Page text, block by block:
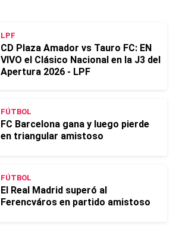
LPF
CD Plaza Amador vs Tauro FC: EN
VIVO el Clásico Nacional en la J3 del
Apertura 2026 - LPF
FÚTBOL
FC Barcelona gana y luego pierde
en triangular amistoso
FÚTBOL
El Real Madrid superó al
Ferencváros en partido amistoso